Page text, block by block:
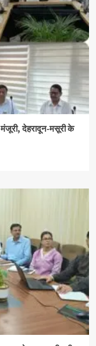
मंजूरी, देहरादून-मसूरी के